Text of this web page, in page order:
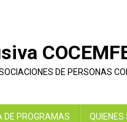
DE PERSONAS
DE PROGRAMAS QUIENES